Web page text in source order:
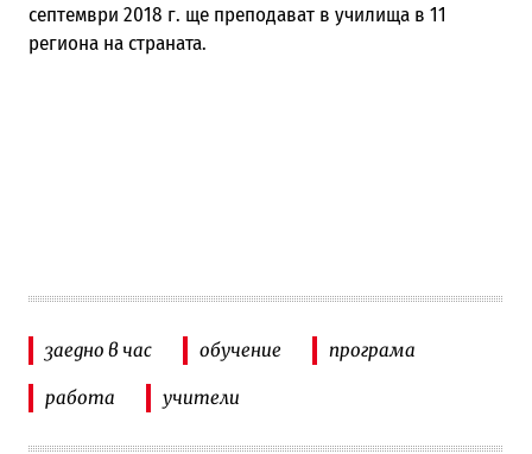
септември 2018 г. ще преподават в училища в 11
региона на страната.
заедно в час обучение програма
работа учители